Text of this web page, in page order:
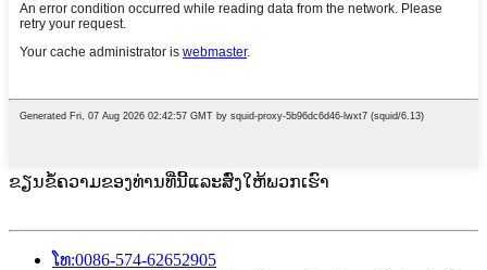
ຂຽນຂໍ້ຄວາມຂອງທ່ານທີ່ນີ້ແລະສົ່ງໃຫ້ພວກເຮົາ
ໂທ:0086-574-62652905